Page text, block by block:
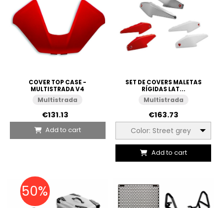
COVER TOP CASE -
MULTISTRADA V4
Multistrada
€131.13
Add to cart
SET DE COVERS MALETAS
RÍGIDAS LAT...
Multistrada
€163.73
Color: Street grey
Add to cart
50%